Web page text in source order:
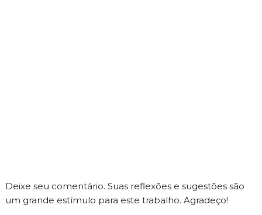
Deixe seu comentário. Suas reflexões e sugestões são
um grande estímulo para este trabalho. Agradeço!